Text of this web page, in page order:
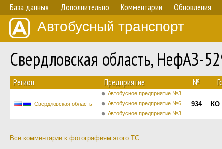
База данных Дополнительно Комментарии Обновления
Автобусный транспорт
Свердловская область, НефАЗ-
Регион Предприятие №
Свердловская область
Автобусное предприятие №3
934 КО
Автобусное предприятие №6
Автобусное предприятие №3
Все комментарии к фотографиям этого ТС